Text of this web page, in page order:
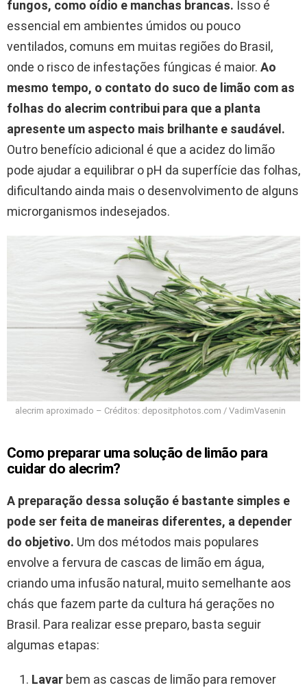
fungos, como oídio e manchas brancas. Isso é
essencial em ambientes úmidos ou pouco
ventilados, comuns em muitas regiões do Brasil,
onde o risco de infestações fúngicas é maior. Ao
mesmo tempo, o contato do suco de limão com as
folhas do alecrim contribui para que a planta
apresente um aspecto mais brilhante e saudável.
Outro benefício adicional é que a acidez do limão
pode ajudar a equilibrar o pH da superfície das folhas,
dificultando ainda mais o desenvolvimento de alguns
microrganismos indesejados.
alecrim aproximado – Créditos: depositphotos.com / VadimVasenin
Como preparar uma solução de limão para
cuidar do alecrim?
A preparação dessa solução é bastante simples e
pode ser feita de maneiras diferentes, a depender
do objetivo. Um dos métodos mais populares
envolve a fervura de cascas de limão em água,
criando uma infusão natural, muito semelhante aos
chás que fazem parte da cultura há gerações no
Brasil. Para realizar esse preparo, basta seguir
algumas etapas:
Lavar bem as cascas de limão para remover